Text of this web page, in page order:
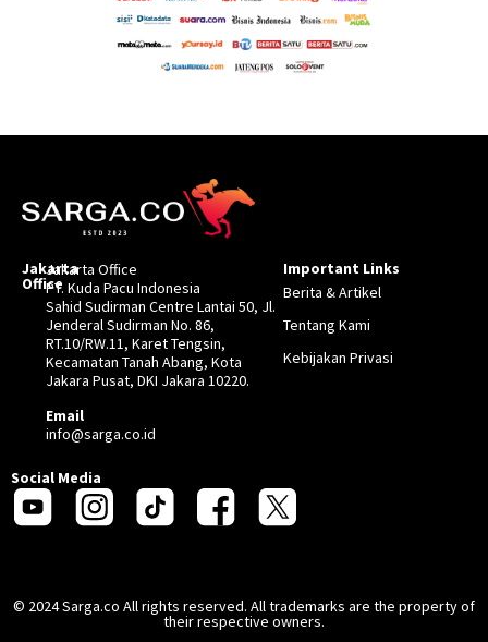
Jakarta
Office
Jakarta Office
PT. Kuda Pacu Indonesia
Sahid Sudirman Centre Lantai 50, Jl.
Jenderal Sudirman No. 86,
RT.10/RW.11, Karet Tengsin,
Kecamatan Tanah Abang, Kota
Jakara Pusat, DKI Jakara 10220.
Email
info@sarga.co.id
Important Links
Berita & Artikel
Tentang Kami
Kebijakan Privasi
Social Media
© 2024 Sarga.co All rights reserved. All trademarks are the property of
their respective owners.